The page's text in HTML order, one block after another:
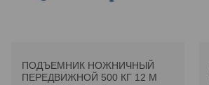
ПОДЪЕМНИК НОЖНИЧНЫЙ
ПЕРЕДВИЖНОЙ 500 КГ 12 М